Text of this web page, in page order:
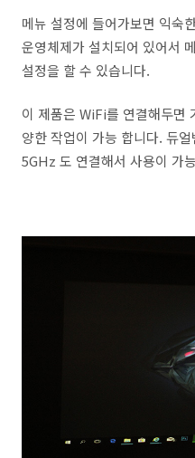
메뉴 설정에 들어가보면 익숙
운영체제가 설치되어 있어서
설정을 할 수 있습니다.
이 제품은 WiFi를 연결해두면
양한 작업이 가능 합니다. 듀
5GHz 도 연결해서 사용이 가